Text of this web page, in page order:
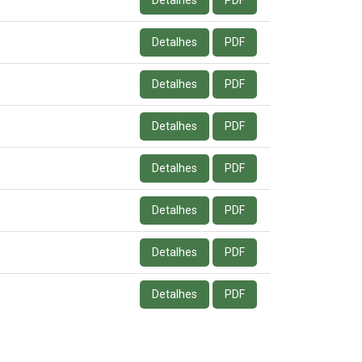
Detalhes PDF
Detalhes PDF
Detalhes PDF
Detalhes PDF
Detalhes PDF
Detalhes PDF
Detalhes PDF